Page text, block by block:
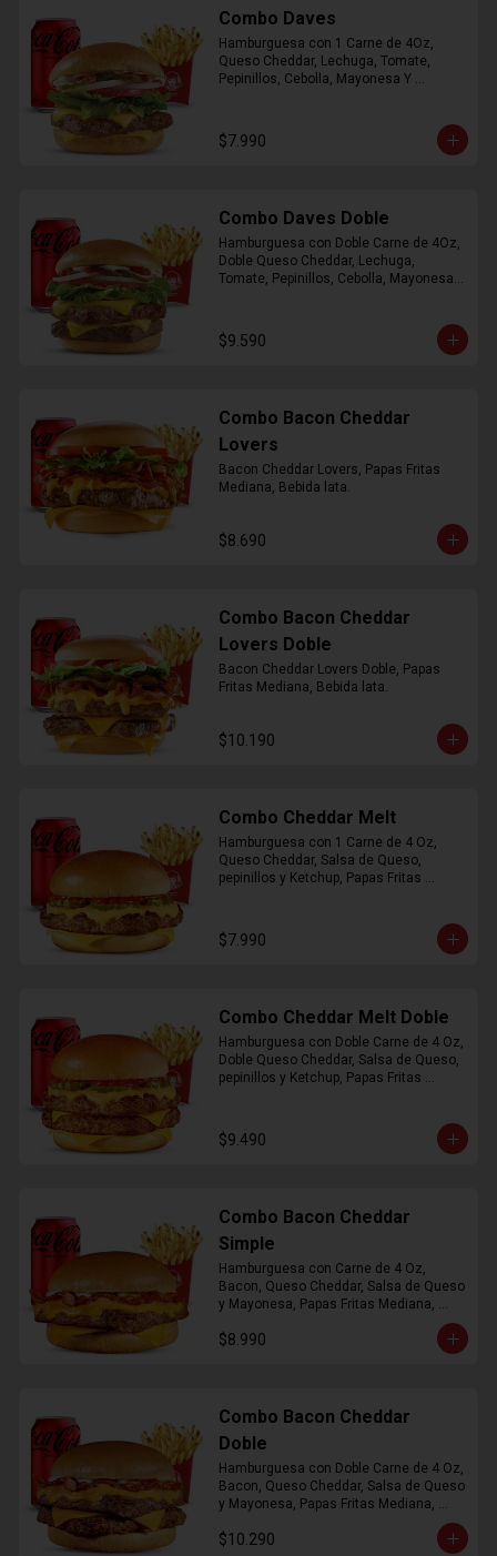
Combo Daves
Hamburguesa con 1 Carne de 4Oz,
Queso Cheddar, Lechuga, Tomate,
Pepinillos, Cebolla, Mayonesa Y
$7.990
Combo Daves Doble
Hamburguesa con Doble Carne de 4Oz,
Doble Queso Cheddar, Lechuga,
Tomate, Pepinillos, Cebolla, Mayonesa y
$9.590
Combo Bacon Cheddar
Lovers
Bacon Cheddar Lovers, Papas Fritas
Mediana, Bebida lata.
$8.690
Combo Bacon Cheddar
Lovers Doble
Bacon Cheddar Lovers Doble, Papas
Fritas Mediana, Bebida lata.
$10.190
Combo Cheddar Melt
Hamburguesa con 1 Carne de 4 Oz,
Queso Cheddar, Salsa de Queso,
pepinillos y Ketchup, Papas Fritas
$7.990
Combo Cheddar Melt Doble
Hamburguesa con Doble Carne de 4 Oz,
Doble Queso Cheddar, Salsa de Queso,
pepinillos y Ketchup, Papas Fritas
$9.490
Combo Bacon Cheddar
Simple
Hamburguesa con Carne de 4 Oz,
Bacon, Queso Cheddar, Salsa de Queso
y Mayonesa, Papas Fritas Mediana,
$8.990
Combo Bacon Cheddar
Doble
Hamburguesa con Doble Carne de 4 Oz,
Bacon, Queso Cheddar, Salsa de Queso
y Mayonesa, Papas Fritas Mediana,
$10.290